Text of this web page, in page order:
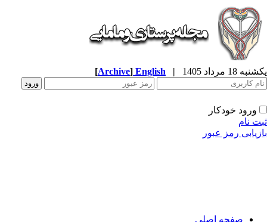
18 مرداد 1405 |
English
[Archive]
ورود خودکار
نام
رمز عبور
صفحه اصلی